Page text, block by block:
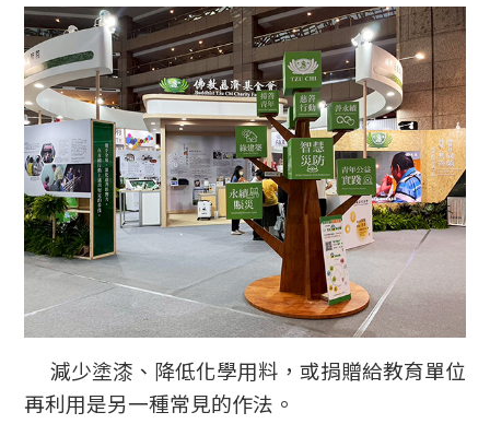
減少塗漆、降低化學用料，或捐贈給教育單位
再利用是另一種常見的作法。